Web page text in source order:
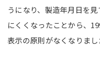
うになり、製造年月日を
にくくなったことから、
表示の原則がなくなりまし